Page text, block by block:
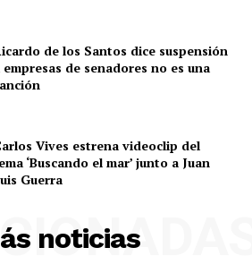
de los Santos dice suspensión
empresas de senadores no es una
Vives estrena videoclip del
‘Buscando el mar’ junto a Juan
Guerra
noticias